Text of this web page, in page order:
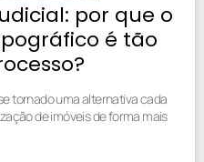
por que o
é tão
tornado uma alternativa cada
de imóveis de forma mais